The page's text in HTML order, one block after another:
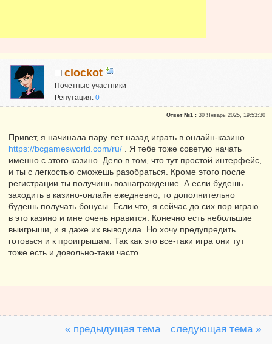
clockot
Почетные участники
Репутация:0
Ответ №1 :30 Январь 2025, 19:53:30
Привет, я начинала пару лет назад играть в онлайн-казино
https://bcgamesworld.com/ru/ . Я тебе тоже советую начать
именно с этого казино. Дело в том, что тут простой интерфейс,
и ты с легкостью сможешь разобраться. Кроме этого после
регистрации ты получишь вознаграждение. А если будешь
заходить в казино-онлайн ежедневно, то дополнительно
будешь получать бонусы. Если что, я сейчас до сих пор играю
в это казино и мне очень нравится. Конечно есть небольшие
выигрыши, и я даже их выводила. Но хочу предупредить
готовься и к проигрышам. Так как это все-таки игра они тут
тоже есть и довольно-таки часто.
« предыдущая тема
следующая тема »